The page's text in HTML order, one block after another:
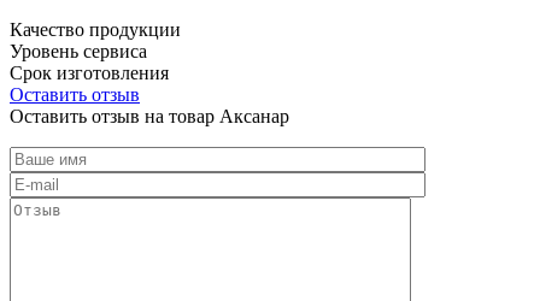
Качество продукции
Уровень сервиса
Срок изготовления
Оставить отзыв
Оставить отзыв на товар Аксанар